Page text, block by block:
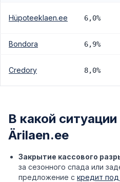
Hüpoteeklaen.ee 6,0%
Bondora 6,9%
Credory 8,0%
В какой
Ärilaen.ee
Закрытие кассового
за сезонного спада или
предложение с кредит